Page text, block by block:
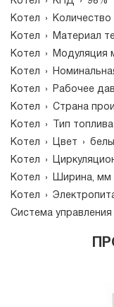
Котел
› Количество
Котел
› Материал
Котел
› Модуляция
Котел
›
Котел
› Рабочее
Котел
› Страна
Котел
› Тип топлива
Котел
› Цвет ›
Котел
›
Котел
› Ширина, мм
Котел
›
Система управления